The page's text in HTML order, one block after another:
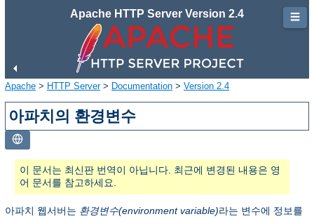
Apache HTTP Server Version 2.4
Apache > HTTP Server> Documentation > Version 2.4
아파치의 환경변수
이 문서는 최신판 번역이 아닙니다. 최근에 변경된 내용은 영
어 문서를 참고하세요.
아파치 웹서버는 환경변수(environment variable)라는 변수에 정보를
☰